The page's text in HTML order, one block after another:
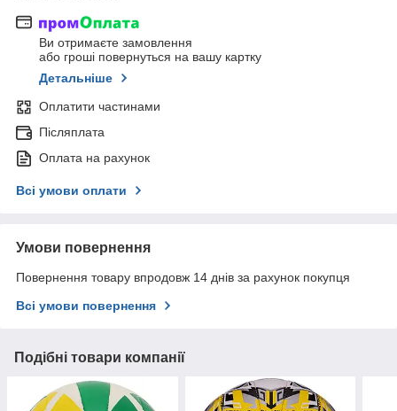
Ви отримаєте замовлення
або гроші повернуться на вашу картку
Детальніше
Оплатити частинами
Післяплата
Оплата на рахунок
Всі умови оплати
Умови повернення
Повернення товару впродовж 14 днів за рахунок покупця
Всі умови повернення
Подібні товари компанії